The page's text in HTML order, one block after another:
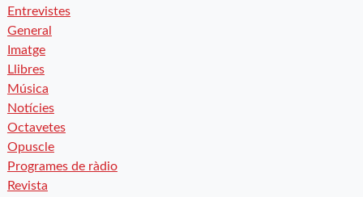
Entrevistes
General
Imatge
Llibres
Música
Notícies
Octavetes
Opuscle
Programes de ràdio
Revista